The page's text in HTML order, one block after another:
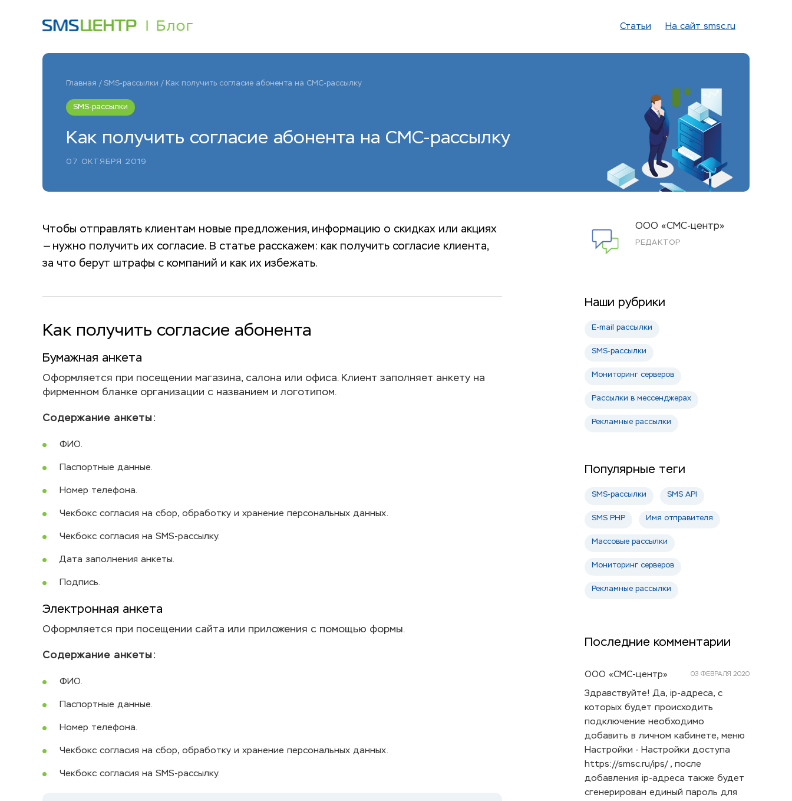
Статьи На сайт smsc.ru
Главная / SMS-рассылки / Как получить согласие абонента на СМС-рассылку
SMS-рассылки
Как получить согласие абонента на СМС-рассылку
07 ОКТЯБРЯ 2019
Чтобы отправлять клиентам новые предложения, информацию о скидках или акциях
— нужно получить их согласие. В статье расскажем: как получить согласие клиента,
за что берут штрафы с компаний и как их избежать.
Как получить согласие абонента
Бумажная анкета
Оформляется при посещении магазина, салона или офиса. Клиент заполняет анкету на
фирменном бланке организации с названием и логотипом.
Содержание анкеты:
ФИО.
Паспортные данные.
Номер телефона.
Чекбокс согласия на сбор, обработку и хранение персональных данных.
Чекбокс согласия на SMS-рассылку.
Дата заполнения анкеты.
Подпись.
Электронная анкета
Оформляется при посещении сайта или приложения с помощью формы.
Содержание анкеты:
ФИО.
Паспортные данные.
Номер телефона.
Чекбокс согласия на сбор, обработку и хранение персональных данных.
Чекбокс согласия на SMS-рассылку.
ООО «СМС-центр»
РЕДАКТОР
Наши рубрики
E-mail рассылки
SMS-рассылки
Мониторинг серверов
Рассылки в мессенджерах
Рекламные рассылки
Популярные теги
SMS-рассылки SMS API
SMS PHP Имя отправителя
Массовые рассылки
Мониторинг серверов
Рекламные рассылки
Последние комментарии
03 ФЕВРАЛЯ 2020
ООО «СМС-центр»
Здравствуйте! Да, ip-адреса, с
которых будет происходить
подключение необходимо
добавить в личном кабинете, меню
Настройки - Настройки доступа
https://smsc.ru/ips/ , после
добавления ip-адреса также будет
сгенерирован единый пароль для